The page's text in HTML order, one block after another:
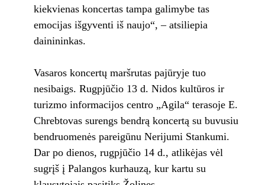
kiekvienas koncertas tampa galimybe tas
emocijas išgyventi iš naujo“, – atsiliepia
dainininkas.
Vasaros koncertų maršrutas pajūryje tuo
nesibaigs. Rugpjūčio 13 d. Nidos kultūros ir
turizmo informacijos centro „Agila“ terasoje E.
Chrebtovas surengs bendrą koncertą su buvusiu
bendruomenės pareigūnu Nerijumi Stankumi.
Dar po dienos, rugpjūčio 14 d., atlikėjas vėl
sugrįš į Palangos kurhauzą, kur kartu su